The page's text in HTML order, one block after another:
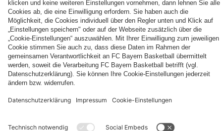
Autogrammkarten
FCB
Frauen
Alle
Videos
der
Frauenteams
des
FC
Bayern
Entdecke
deinen
persönlichen
Fanbereich
PARTNER